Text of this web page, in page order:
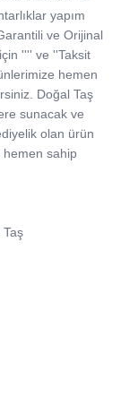
yapım
ve Orijinal
'''' ve ''Taksit
hemen
Doğal Taş
sunacak ve
olan ürün
hemen sahip
Taş